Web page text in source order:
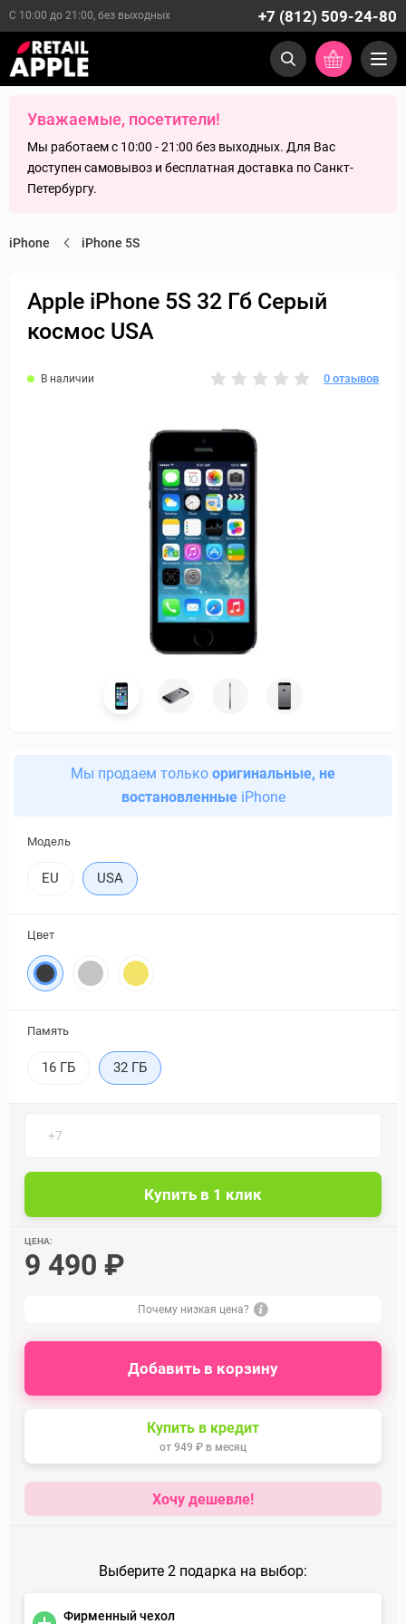
С 10:00 до 21:00, без выходных +7 (812) 509-24-80
Уважаемые, посетители!
Мы работаем с 10:00 - 21:00 без выходных. Для Вас
доступен самовывоз и бесплатная доставка по Санкт-
Петербургу.
iPhone iPhone 5S
Apple iPhone 5S 32 Гб Серый
космос USA
В наличии 0 отзывов
Мы продаем только оригинальные, не
востановленныеiPhone
Модель
EU USA
Цвет
Память
16 ГБ 32 ГБ
ЦЕНА:
9 490 ₽
Почему низкая цена?
Добавить в корзину
Купить в кредит
от 949 ₽ в месяц
Хочу дешевле!
Выберите 2 подарка на выбор:
Фирменный чехол